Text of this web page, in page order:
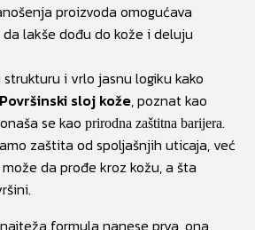
proizvoda omogućava
lakše dođu do kože i deluju
i vrlo jasnu logiku kako
Površinski sloj kože, poznat kao
se kao prirodna zaštitna barijera.
zaštita od spoljašnjih uticaja, već
da prođe kroz kožu, a šta